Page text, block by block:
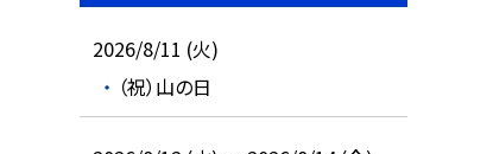
2026/8/11 (火)
（祝）山の日